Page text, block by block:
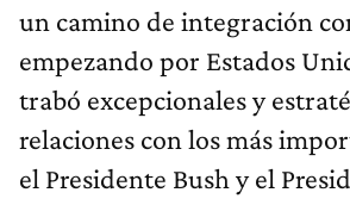
un camino de integración
empezando por Estados
trabó excepcionales y
relaciones con los más
el Presidente Bush y el